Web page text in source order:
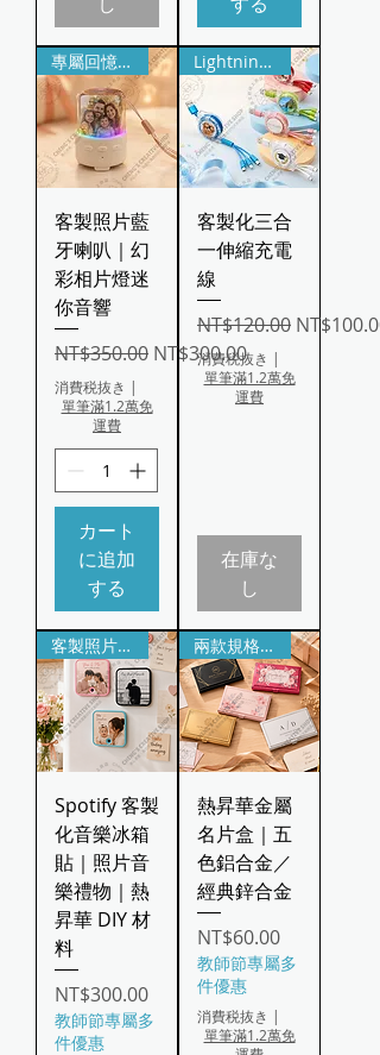
專屬回憶・照片客製
客製照片藍
牙喇叭｜幻
彩相片燈迷
你音響
通常価格
NT$350.00 セール価格
NT$300.00
消費税抜き |
單筆滿1.2萬免
運費
カート
に追加
する
Lightning・Micro USB・Type-C 多接頭
客製化三合
一伸縮充電
線
通常価格
NT$120.00 セール価格
NT$100.00
消費税抜き |
單筆滿1.2萬免
運費
在庫な
し
客製照片 × 專屬音樂｜一鍵播放
Spotify 客製
化音樂冰箱
貼｜照片音
樂禮物｜熱
昇華 DIY 材
料
価格
NT$300.00
教師節專屬多
件優惠
兩款規格可選｜請依尺寸與材質選購
熱昇華金屬
名片盒｜五
色鋁合金／
經典鋅合金
価格
NT$60.00
教師節專屬多
件優惠
消費税抜き |
單筆滿1.2萬免